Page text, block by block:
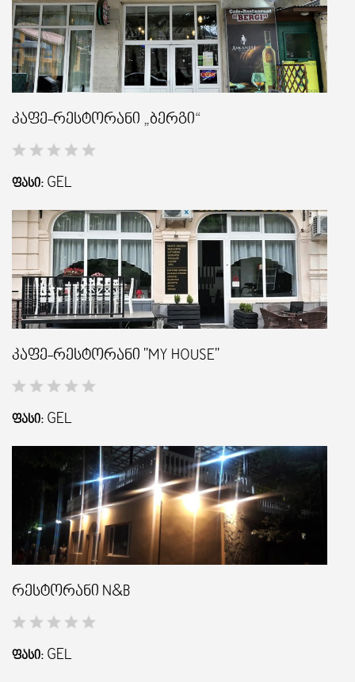
კაფე-რესტორანი „ბერგი“
ᲤᲐᲡᲘ: GEL
კაფე-რესტორანი "MY HOUSE"
ᲤᲐᲡᲘ: GEL
რესტორანი N&B
ᲤᲐᲡᲘ: GEL